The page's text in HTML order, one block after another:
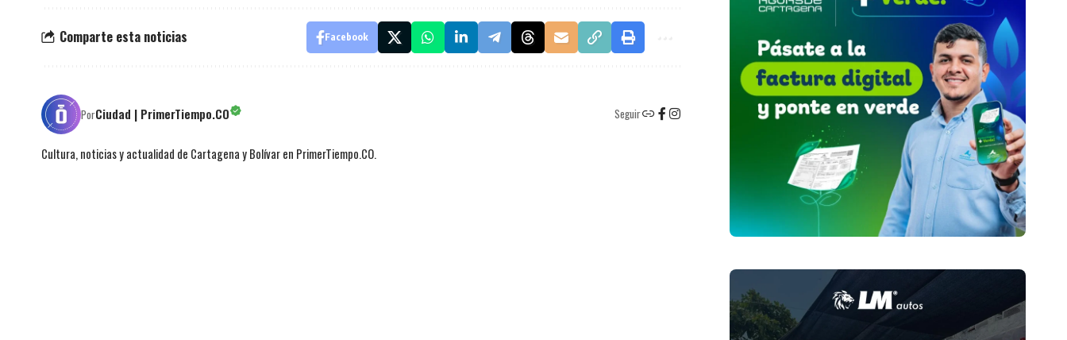
Comparte esta noticias Facebook
PorCiudad | PrimerTiempo.CO Seguir
Cultura, noticias y actualidad de Cartagena y Bolívar en PrimerTiempo.CO.